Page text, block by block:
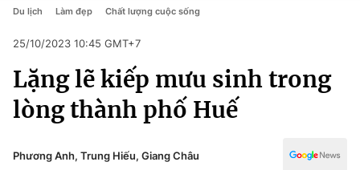
Chuyên mục
Chính trị
Chính trị
Pháp luật
Kinh tế
Thể thao
Truyền hình
Y tế
Du lịch Làm đẹp Chất lượng cuộc sống
25/10/2023 10:45 GMT+7
Lặng lẽ kiếp mưu sinh trong
lòng thành phố Huế
Phương Anh, Trung Hiếu, Giang Châu